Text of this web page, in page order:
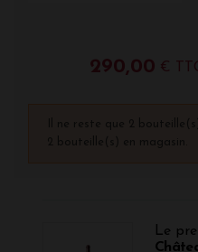
290,00 €
Le